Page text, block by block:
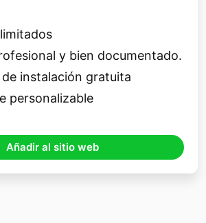
y bien documentado.
instalación gratuita
personalizable
Añadir al sitio web